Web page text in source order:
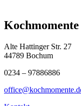
Kochmomente
Alte Hattinger Str. 27
44789 Bochum
0234 – 97886886